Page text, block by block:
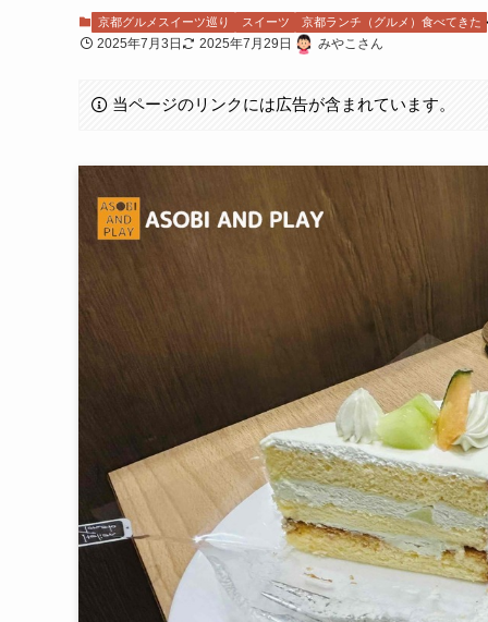
京都グルメスイーツ巡り スイーツ 京都ランチ（グルメ）食べてきた
2025年7月3日 2025年7月29日 みやこさん
当ページのリンクには広告が含まれています。